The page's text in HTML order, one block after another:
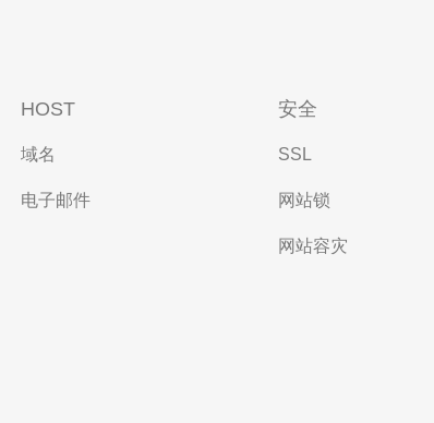
HOST
域名
电子邮件
安全
SSL
网站锁
网站容灾